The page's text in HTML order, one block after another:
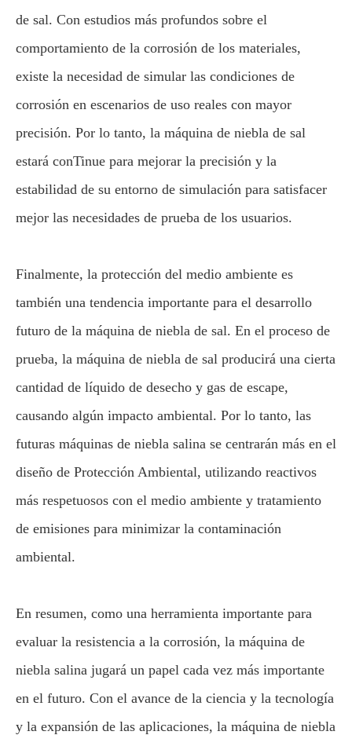
de sal. Con estudios más profundos sobre el
comportamiento de la corrosión de los materiales,
existe la necesidad de simular las condiciones de
corrosión en escenarios de uso reales con mayor
precisión. Por lo tanto, la máquina de niebla de sal
estará conTinue para mejorar la precisión y la
estabilidad de su entorno de simulación para satisfacer
mejor las necesidades de prueba de los usuarios.
Finalmente, la protección del medio ambiente es
también una tendencia importante para el desarrollo
futuro de la máquina de niebla de sal. En el proceso de
prueba, la máquina de niebla de sal producirá una cierta
cantidad de líquido de desecho y gas de escape,
causando algún impacto ambiental. Por lo tanto, las
futuras máquinas de niebla salina se centrarán más en el
diseño de Protección Ambiental, utilizando reactivos
más respetuosos con el medio ambiente y tratamiento
de emisiones para minimizar la contaminación
ambiental.
En resumen, como una herramienta importante para
evaluar la resistencia a la corrosión, la máquina de
niebla salina jugará un papel cada vez más importante
en el futuro. Con el avance de la ciencia y la tecnología
y la expansión de las aplicaciones, la máquina de niebla